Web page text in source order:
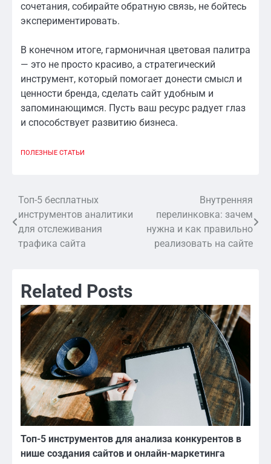
сочетания, собирайте обратную связь, не бойтесь
экспериментировать.
В конечном итоге, гармоничная цветовая палитра
— это не просто красиво, а стратегический
инструмент, который помогает донести смысл и
ценности бренда, сделать сайт удобным и
запоминающимся. Пусть ваш ресурс радует глаз
и способствует развитию бизнеса.
ПОЛЕЗНЫЕ СТАТЬИ
Навигация
по
записям
Топ-5 бесплатных
инструментов аналитики
для отслеживания
трафика сайта
Внутренняя
перелинковка: зачем
нужна и как правильно
реализовать на сайте
Related Posts
Топ-5 инструментов для анализа конкурентов в
нише создания сайтов и онлайн-маркетинга